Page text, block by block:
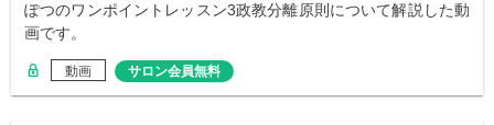
ぽつのワンポイントレッスン3政教分離原則について解説した動
画です。
動画 サロン会員無料